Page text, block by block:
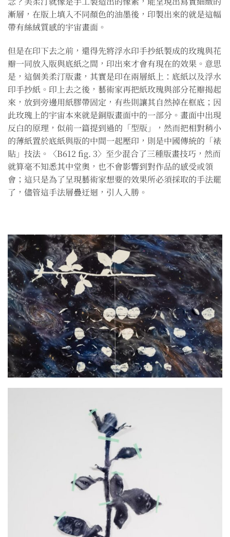
漸層，在版上填入不同顏色的油墨後，印製出來的就是這幅
帶有絲絨質感的宇宙畫面。
但是在印下去之前，還得先將浮水印手抄紙製成的玫瑰與花
瓣一同放入版與底紙之間，印出來才會有現在的效果。意思
是，這個美柔汀版畫，其實是印在兩層紙上：底紙以及浮水
印手抄紙。印上去之後，藝術家再把紙玫瑰與部分花瓣揭起
來，放到旁邊用紙膠帶固定，有些則讓其自然掉在框底；因
此玫瑰上的宇宙本來就是銅版畫面中的一部分。畫面中出現
反白的原理，似前一篇提到過的「型版」，然而把相對稍小
的薄紙置於底紙與版的中間一起壓印，則是中國傳統的「裱
貼」技法。〈B612 fig. 3〉至少混合了三種版畫技巧，然而
就算毫不知悉其中堂奧，也不會影響到對作品的感受或領
會；這只是為了呈現藝術家想要的效果所必須採取的手法罷
了，儘管這手法層疊迂迴，引人入勝。